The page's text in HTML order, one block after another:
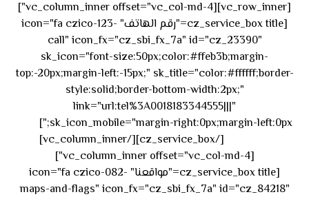
[vc_row_inner][vc_column_inner offset="vc_col-md-4"]
[cz_service_box title="رقم الهاتف" icon="fa czico-123-
call" icon_fx="cz_sbi_fx_7a" id="cz_23390"
sk_icon="font-size:50px;color:#ffeb3b;margin-
top:-20px;margin-left:-15px;" sk_title="color:#ffffff;border-
style:solid;border-bottom-width:2px;"
link="url:tel%3A0018183344555|||"
sk_icon_mobile="margin-right:0px;margin-left:0px;"]
[/cz_service_box][/vc_column_inner]
[vc_column_inner offset="vc_col-md-4"]
[cz_service_box title="مواقعنا" icon="fa czico-082-
maps-and-flags" icon_fx="cz_sbi_fx_7a" id="cz_84218"